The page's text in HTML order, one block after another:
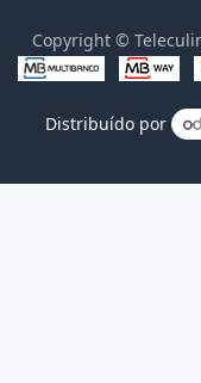
Copyright ©
Distribuído por